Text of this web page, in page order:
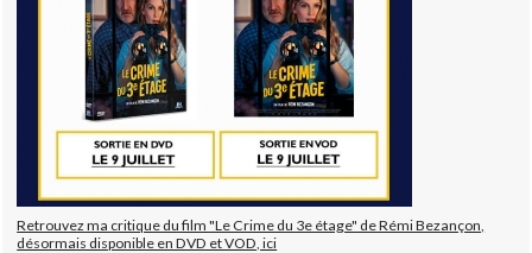
Retrouvez ma critique du film "Le Crime du 3e étage" de Rémi Bezançon,
désormais disponible en DVD et VOD, ici